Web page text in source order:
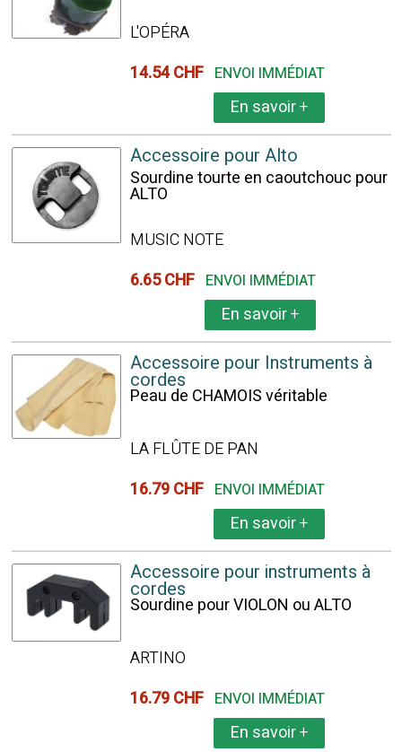
L'OPÉRA
14.54 CHF ENVOI IMMÉDIAT
En savoir+
Accessoire pour Alto
Sourdine tourte en caoutchouc pour
ALTO
MUSIC NOTE
6.65 CHF ENVOI IMMÉDIAT
En savoir+
Accessoire pour Instruments à
cordes
Peau de CHAMOIS véritable
LA FLÛTE DE PAN
16.79 CHF ENVOI IMMÉDIAT
En savoir+
Accessoire pour instruments à
cordes
Sourdine pour VIOLON ou ALTO
ARTINO
16.79 CHF ENVOI IMMÉDIAT
En savoir+